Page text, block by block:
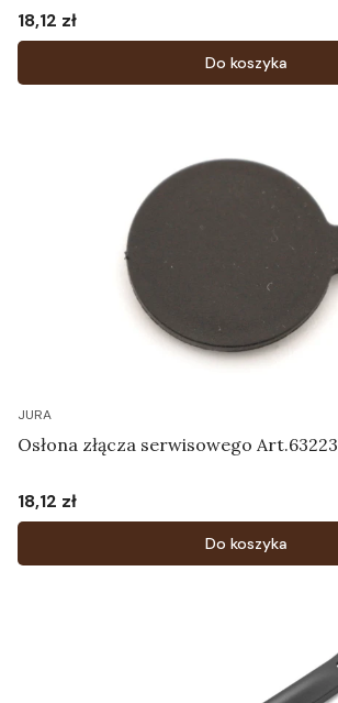
Cena
18,12 zł
Do koszyka
JURA
Osłona złącza serwisowego Art.63223
Cena
18,12 zł
Do koszyka